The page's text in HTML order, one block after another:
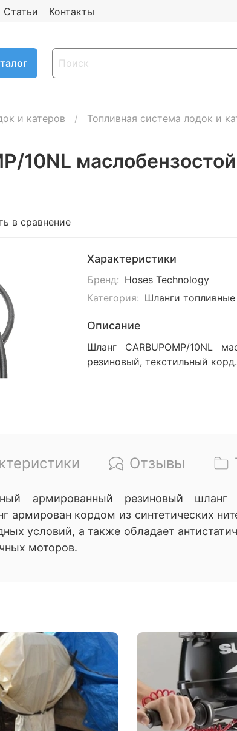
Статьи Контакты
и катеров Топливная система лодок и
10NL
в сравнение
Характеристики
Бренд: Hoses Technology
Категория: Шланги топливные
Описание
Шланг CARBUPOMP/10NL
резиновый, текстильный корд.
Отзывы
армированный резиновый
армирован кордом из синтетических
условий, а также обладает
моторов.